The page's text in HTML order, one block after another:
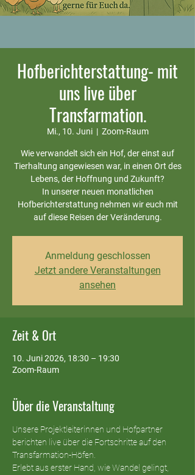
Hofberichterstattung- mit
uns live über
Transfarmation.
Mi., 10. Juni
  |
Zoom-Raum
Wie verwandelt sich ein Hof, der einst auf
Tierhaltung angewiesen war, in einen Ort des
Lebens, der Hoffnung und Zukunft?
In unserer neuen monatlichen
Hofberichterstattung nehmen wir euch mit
auf diese Reisen der Veränderung.
Anmeldung geschlossen
Jetzt andere Veranstaltungen
ansehen
Zeit & Ort
10. Juni 2026, 18:30 – 19:30
Zoom-Raum
Über die Veranstaltung
Unsere Projektleiterinnen und Hofpartner
berichten live über die Fortschritte auf den
Transfarmation-Höfen.
Erlebt aus erster Hand, wie Wandel gelingt,